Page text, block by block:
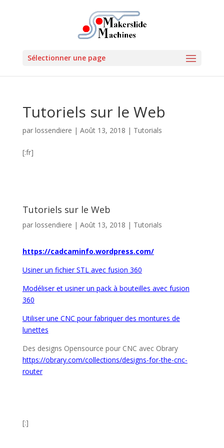
Sélectionner une page
Tutoriels sur le Web
par lossendiere | Août 13, 2018 | Tutorials
[:fr]
Tutoriels sur le Web
par lossendiere | Août 13, 2018 | Tutorials
https://cadcaminfo.wordpress.com/
Usiner un fichier STL avec fusion 360
Modéliser et usiner un pack à bouteilles avec fusion
360
Utiliser une CNC pour fabriquer des montures de
lunettes
Des designs Opensource pour CNC avec Obrary
https://obrary.com/collections/designs-for-the-cnc-
router
[:]